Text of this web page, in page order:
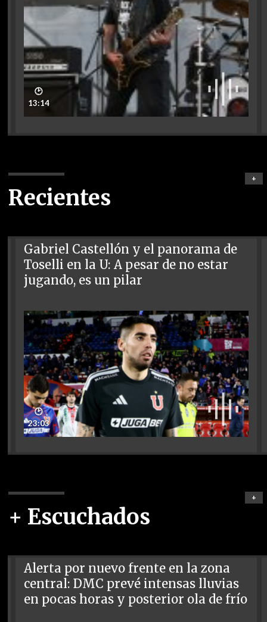
🕑
13:14
Recientes
+
Gabriel Castellón y el panorama de
Toselli en la U: A pesar de no estar
jugando, es un pilar
🕑
23:03
+ Escuchados
+
Alerta por nuevo frente en la zona
central: DMC prevé intensas lluvias
en pocas horas y posterior ola de frío